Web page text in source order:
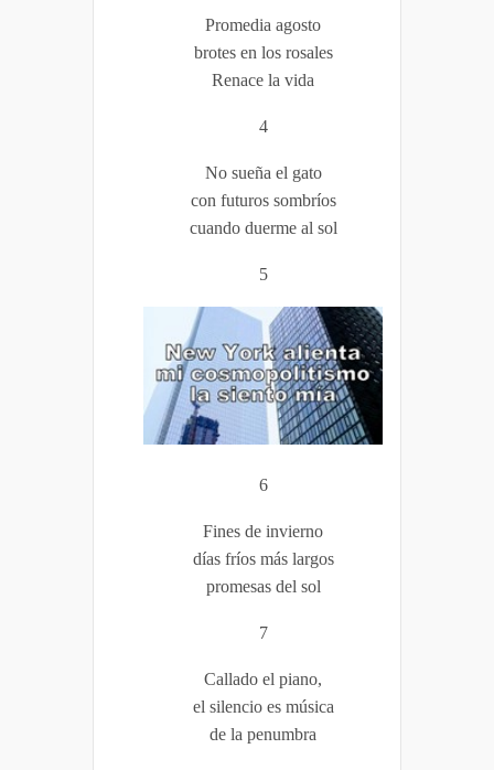
Promedia agosto
brotes en los rosales
Renace la vida
4
No sueña el gato
con futuros sombríos
cuando duerme al sol
5
6
Fines de invierno
días fríos más largos
promesas del sol
7
Callado el piano,
el silencio es música
de la penumbra